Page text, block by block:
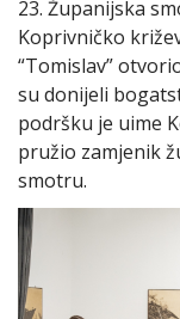
23. Županijska
Koprivničko
“Tomislav”
su donijeli
podršku je uime
pružio zamjenik
smotru.